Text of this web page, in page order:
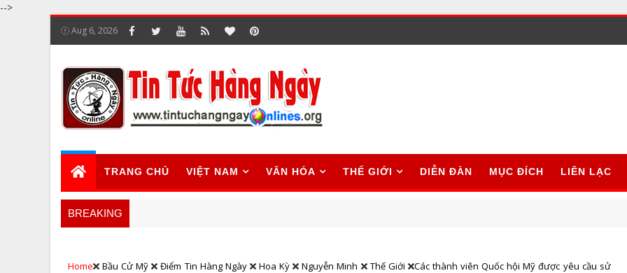
-->
Aug 6, 2026
TRANG CHỦ VIỆT NAM VĂN HÓA THẾ GIỚI DIỄN ĐÀN MỤC ĐÍCH LIÊN LẠC
BREAKING
Home Bầu Cử Mỹ Điểm Tin Hàng Ngày Hoa Kỳ Nguyễn Minh Thế Giới
Các thành viên Quốc hội Mỹ được yêu cầu sử